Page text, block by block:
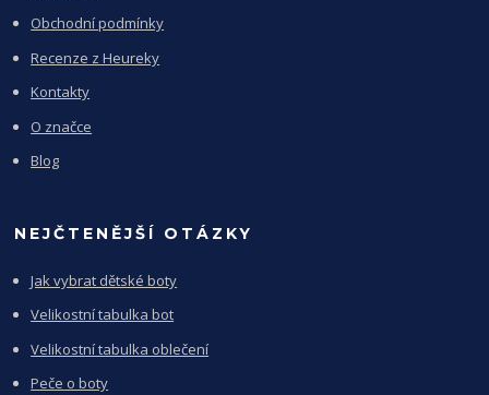
Obchodní podmínky
Recenze z Heureky
Kontakty
O značce
Blog
NEJČTENĚJŠÍ OTÁZKY
Jak vybrat dětské boty
Velikostní tabulka bot
Velikostní tabulka oblečení
Peče o boty